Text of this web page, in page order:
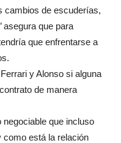
cambios de escuderías,
asegura que para
que enfrentarse a
y Alonso si alguna
de manera
que incluso
como está la relación